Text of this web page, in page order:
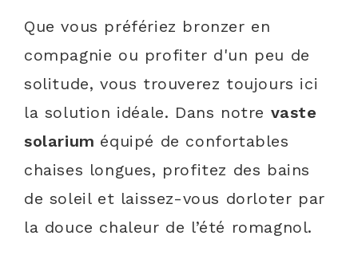
Que vous préfériez bronzer en
compagnie ou profiter d'un peu de
solitude, vous trouverez toujours ici
la solution idéale. Dans notre vaste
solarium équipé de confortables
chaises longues, profitez des bains
de soleil et laissez-vous dorloter par
la douce chaleur de l’été romagnol.